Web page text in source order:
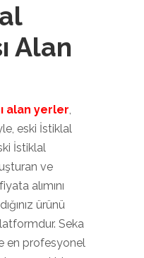
Alan
alan yerler,
eski İstiklal
İstiklal
ve
alımını
ürünü
Seka
en profesyonel